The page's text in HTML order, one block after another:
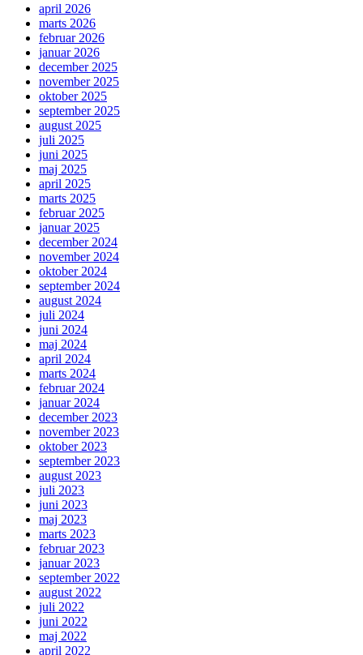
april 2026
marts 2026
februar 2026
januar 2026
december 2025
november 2025
oktober 2025
september 2025
august 2025
juli 2025
juni 2025
maj 2025
april 2025
marts 2025
februar 2025
januar 2025
december 2024
november 2024
oktober 2024
september 2024
august 2024
juli 2024
juni 2024
maj 2024
april 2024
marts 2024
februar 2024
januar 2024
december 2023
november 2023
oktober 2023
september 2023
august 2023
juli 2023
juni 2023
maj 2023
marts 2023
februar 2023
januar 2023
september 2022
august 2022
juli 2022
juni 2022
maj 2022
april 2022